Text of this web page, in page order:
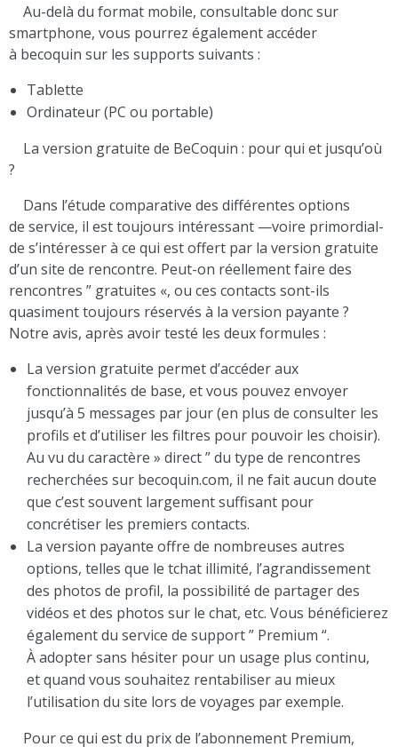
Au-delà du format mobile, consultable donc sur
smartphone, vous pourrez également accéder
à becoquin sur les supports suivants :
Tablette
Ordinateur (PC ou portable)
La version gratuite de BeCoquin : pour qui et jusqu’où
?
Dans l’étude comparative des différentes options
de service, il est toujours intéressant —voire primordial-
de s’intéresser à ce qui est offert par la version gratuite
d’un site de rencontre. Peut-on réellement faire des
rencontres ” gratuites «, ou ces contacts sont-ils
quasiment toujours réservés à la version payante ?
Notre avis, après avoir testé les deux formules :
La version gratuite permet d’accéder aux
fonctionnalités de base, et vous pouvez envoyer
jusqu’à 5 messages par jour (en plus de consulter les
profils et d’utiliser les filtres pour pouvoir les choisir).
Au vu du caractère » direct ” du type de rencontres
recherchées sur becoquin.com, il ne fait aucun doute
que c’est souvent largement suffisant pour
concrétiser les premiers contacts.
La version payante offre de nombreuses autres
options, telles que le tchat illimité, l’agrandissement
des photos de profil, la possibilité de partager des
vidéos et des photos sur le chat, etc. Vous bénéficierez
également du service de support ” Premium “.
À adopter sans hésiter pour un usage plus continu,
et quand vous souhaitez rentabiliser au mieux
l’utilisation du site lors de voyages par exemple.
Pour ce qui est du prix de l’abonnement Premium,